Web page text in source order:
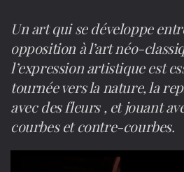
Un art qui se développe
opposition à l’art néo-
l’expression artistique est
tournée vers la nature, la
avec des fleurs , et jouant
courbes et contre-courbes.